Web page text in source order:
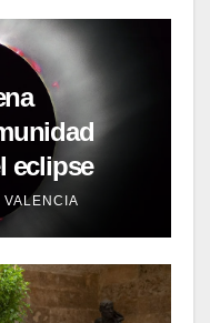
eclipse
VALENCIA